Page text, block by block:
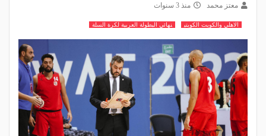
معتز محمد منذ 3 سنوات
الاهلي والكويت الكويتي نهائي البطولة العربية لكرة السلة